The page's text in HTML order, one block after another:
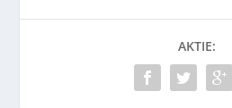
AKTIE: